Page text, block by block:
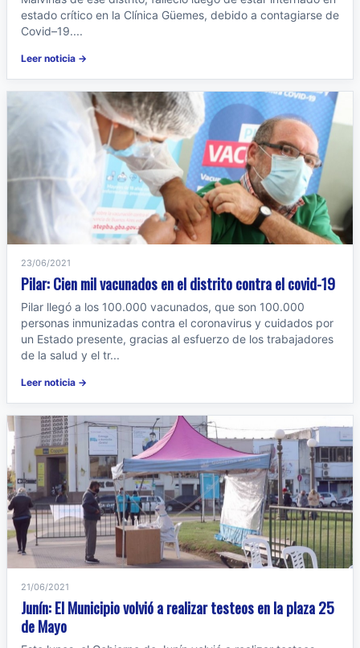
estado crítico en la Clínica Güemes, debido a contagiarse de
Covid–19....
Leer noticia →
23/06/2021
Pilar: Cien mil vacunados en el distrito contra el covid-19
Pilar llegó a los 100.000 vacunados, que son 100.000
personas inmunizadas contra el coronavirus y cuidados por
un Estado presente, gracias al esfuerzo de los trabajadores
de la salud y el tr...
Leer noticia →
21/06/2021
Junín: El Municipio volvió a realizar testeos en la plaza 25
de Mayo